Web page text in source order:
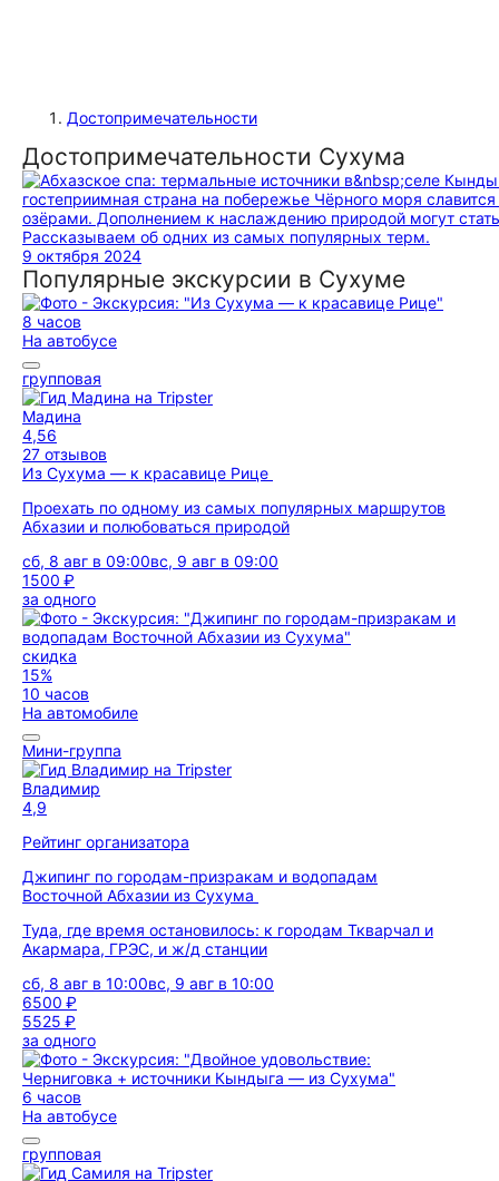
Достопримечательности
Достопримечательности Сухума
гостеприимная страна на побережье Чёрного моря
озёрами. Дополнением к наслаждению природой могут
Рассказываем об одних из самых популярных терм.
9 октября 2024
Популярные экскурсии в Сухуме
8 часов
На автобусе
групповая
Мадина
4,56
27 отзывов
Из Сухума — к красавице Рице
Проехать по одному из самых популярных маршрутов
Абхазии и полюбоваться природой
сб, 8 авг в 09:00вс, 9 авг в 09:00
1500 ₽
за одного
скидка
15%
10 часов
На автомобиле
Мини-группа
Владимир
4,9
Рейтинг организатора
Джипинг по городам-призракам и водопадам
Восточной Абхазии из Сухума
Туда, где время остановилось: к городам Ткварчал и
Акармара, ГРЭС, и ж/д станции
сб, 8 авг в 10:00вс, 9 авг в 10:00
6500 ₽
5525 ₽
за одного
6 часов
На автобусе
групповая